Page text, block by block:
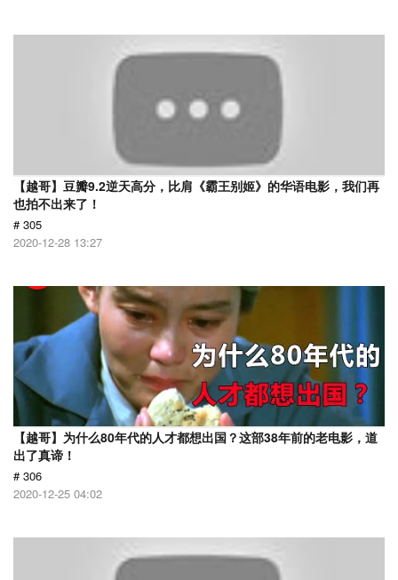
【越哥】豆瓣9.2逆天高分，比肩《霸王别姬》的华语电影，我们再
也拍不出来了！
# 305
2020-12-28 13:27
【越哥】为什么80年代的人才都想出国？这部38年前的老电影，道
出了真谛！
# 306
2020-12-25 04:02